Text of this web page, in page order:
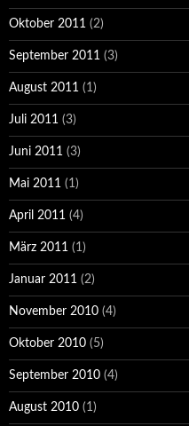
Oktober 2011 (2)
September 2011 (3)
August 2011 (1)
Juli 2011 (3)
Juni 2011 (3)
Mai 2011 (1)
April 2011 (4)
März 2011 (1)
Januar 2011 (2)
November 2010 (4)
Oktober 2010 (5)
September 2010 (4)
August 2010 (1)